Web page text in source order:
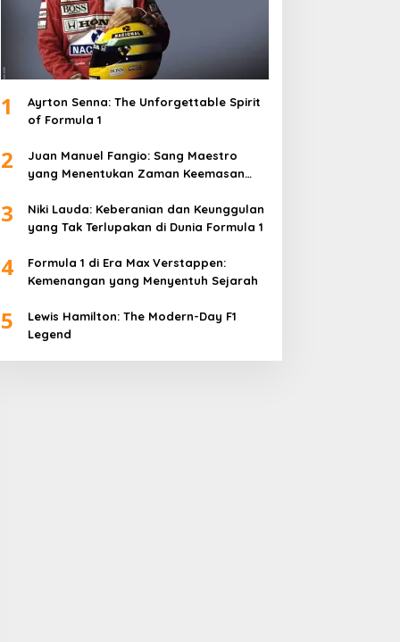
1
Ayrton Senna: The Unforgettable Spirit
of Formula 1
2
Juan Manuel Fangio: Sang Maestro
yang Menentukan Zaman Keemasan
3
Niki Lauda: Keberanian dan Keunggulan
yang Tak Terlupakan di Dunia Formula 1
4
Formula 1 di Era Max Verstappen:
Kemenangan yang Menyentuh Sejarah
5
Lewis Hamilton: The Modern-Day F1
Legend